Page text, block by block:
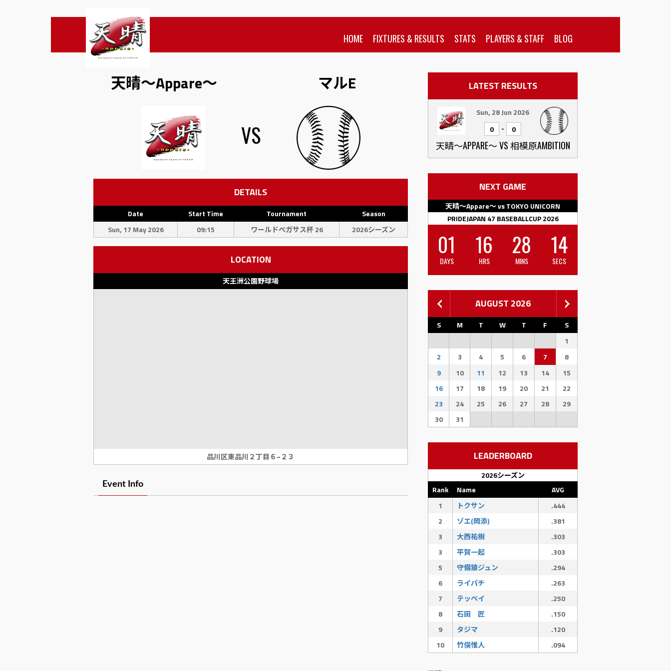
HOME FIXTURES & RESULTS STATS PLAYERS & STAFF BLOG
天晴〜Appare〜 マルE
VS
DETAILS
Date Start Time Tournament
Season
Sun, 17 May 2026
09:15 ワールドペガサス杯 26 2026シーズン
LOCATION
天王洲公園野球場
品川区東品川２丁目６−２３
Event Info
LATEST RESULTS
Sun, 28 Jun 2026
0
- 0
天晴〜APPARE〜 VS 相模原AMBITION
NEXT GAME
天晴〜Appare〜 vs TOKYO UNICORN
PRIDEJAPAN 47 BASEBALLCUP 2026
01
DAYS
16
HRS
28
MINS
14
SECS
AUGUST 2026
S M T W T F
S
1
2
3 4 5 6 7
8
9
10 11 12 13 14
15
16
17 18 19 20 21
22
23
24 25 26 27 28
29
30
31
LEADERBOARD
2026シーズン
Rank
Name
AVG
1
トクサン
.444
2
ゾエ(岡添)
.381
3
大西祐樹
.303
3
平賀一起
.303
5
守備猿ジュン
.294
6
ライパチ
.263
7
テッペイ
.250
8
石田 匠
.150
9
タジマ
.120
10
竹俣惟人 .094